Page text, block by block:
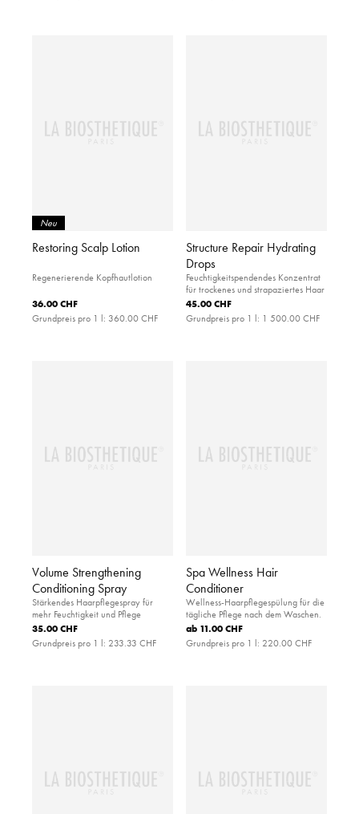
Neu
Restoring Scalp Lotion
Regenerierende Kopfhautlotion
36.00 CHF
Grundpreis pro 1 l: 360.00 CHF
Structure Repair Hydrating
Drops
Feuchtigkeitspendendes Konzentrat
für trockenes und strapaziertes Haar
45.00 CHF
Grundpreis pro 1 l: 1 500.00 CHF
Volume Strengthening
Conditioning Spray
Stärkendes Haarpflegespray für
mehr Feuchtigkeit und Pflege
35.00 CHF
Grundpreis pro 1 l: 233.33 CHF
Spa Wellness Hair
Conditioner
Wellness-Haarpflegespülung für die
tägliche Pflege nach dem Waschen.
ab 11.00 CHF
Grundpreis pro 1 l: 220.00 CHF